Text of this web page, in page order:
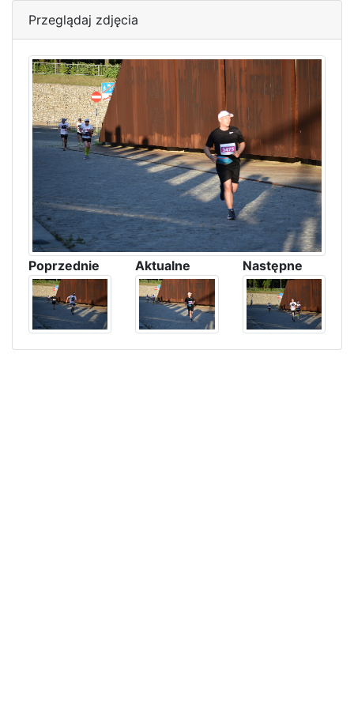
Przeglądaj zdjęcia
Poprzednie Aktualne Następne